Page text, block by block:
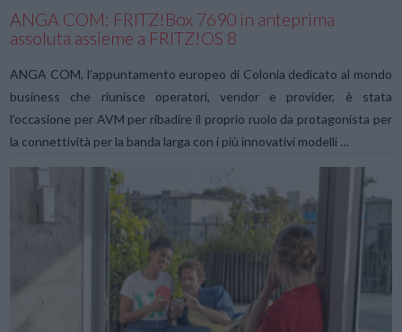
ANGA COM: FRITZ!Box 7690 in anteprima
assoluta assieme a FRITZ!OS 8
ANGA COM, l’appuntamento europeo di Colonia dedicato al mondo
business che riunisce operatori, vendor e provider, è stata
l’occasione per AVM per ribadire il proprio ruolo da protagonista per
la connettività per la banda larga con i più innovativi modelli …